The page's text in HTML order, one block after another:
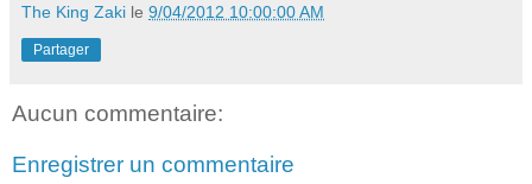
The King Zaki le 9/04/2012 10:00:00 AM
Partager
Aucun commentaire:
Enregistrer un commentaire